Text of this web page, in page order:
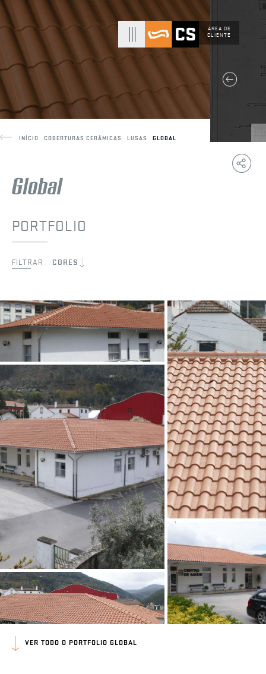
ÁREA DE
CLIENTE
INÍCIO COBERTURAS CERÂMICAS LUSAS GLOBAL
Copy
Link
PORTFOLIO
FILTRAR CORES
VER TODO O PORTFOLIO GLOBAL